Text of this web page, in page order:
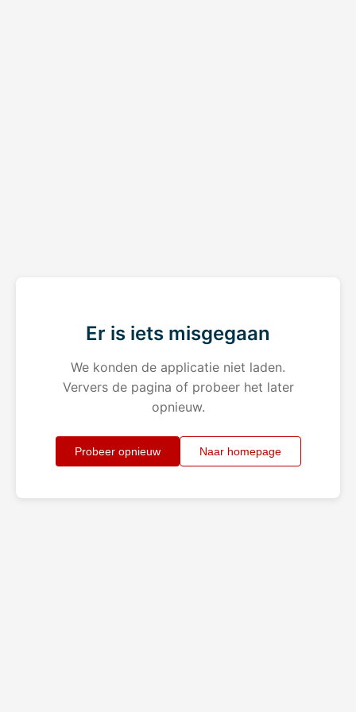
Er is iets misgegaan
We konden de applicatie niet laden.
Ververs de pagina of probeer het later
opnieuw.
Probeer opnieuw Naar homepage